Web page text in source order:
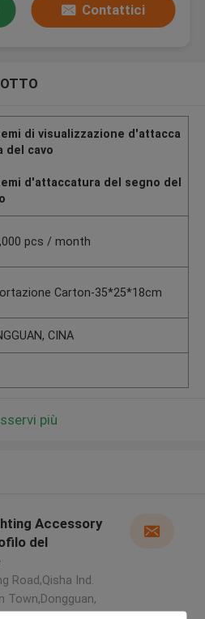
Contattici
di visualizzazione d'attacca
del cavo
d'attaccatura del segno del
pcs / month
Carton-35*25*18cm
CINA
più
Accessory
del
Road,Qisha Ind.
Town,Dongguan,